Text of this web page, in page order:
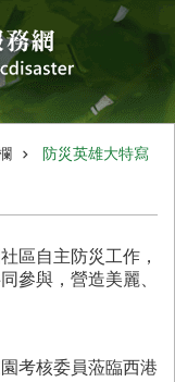
防災英雄大特寫
區自主防災工作，
參與，營造美麗、
考核委員蒞臨西港